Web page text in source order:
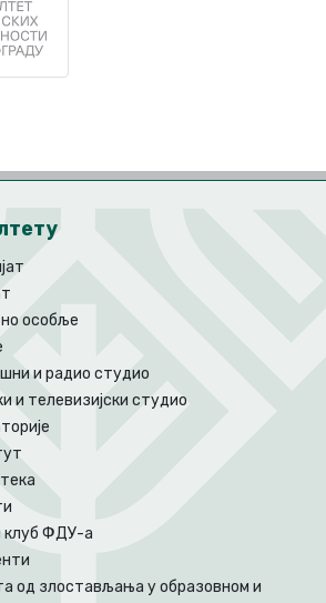
особље
и радио студио
и телевизијски студио
клуб ФДУ-а
од злостављања у образовном и